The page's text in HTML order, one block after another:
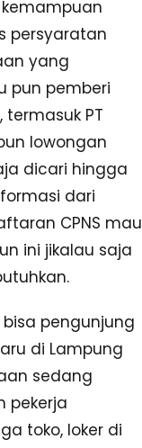
persyaratan
yang
pun pemberi
PT
lowongan
dicari hingga
dari
CPNS mau
ini jikalau saja
pengunjung
di Lampung
sedang
pekerja
toko, loker di